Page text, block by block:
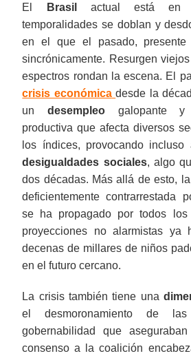
El Brasil
actual está en
temporalidades se doblan y
en el que el pasado, presente
sincrónicamente. Resurgen
espectros rondan la escena. El
crisis económica desde la
undesempleo galopante y
productiva que afecta diversos
los índices, provocando
desigualdades sociales, algo
dos décadas. Más allá de esto, la
deficientemente contrarrestada
se ha propagado por todos
proyecciones no alarmistas ya
decenas de millares de niños
en el futuro cercano.
La crisis también tiene una
el desmoronamiento de
gobernabilidad que
consenso a la coalición